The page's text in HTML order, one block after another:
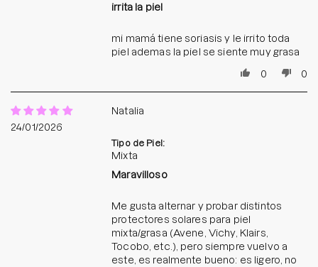
irrita la piel
mi mamá tiene soriasis y le irrito toda
piel ademas la piel se siente muy grasa
0
0
24/01/2026
Natalia
Tipo de Piel:
Mixta
Maravilloso
Me gusta alternar y probar distintos
protectores solares para piel
mixta/grasa (Avene, Vichy, Klairs,
Tocobo, etc.), pero siempre vuelvo a
este, es realmente bueno: es ligero, no